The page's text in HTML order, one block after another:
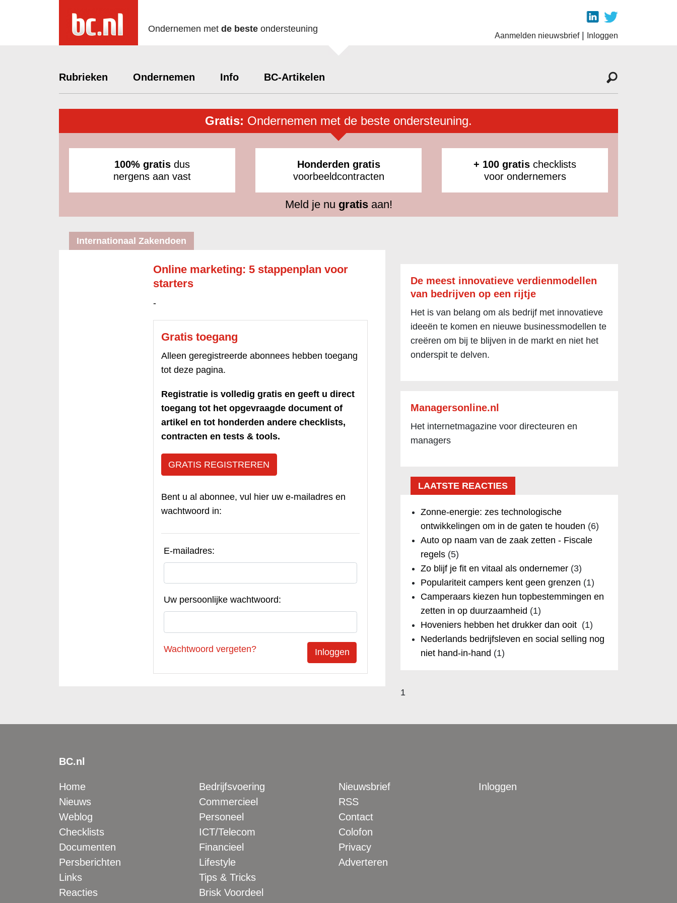
Ondernemen met de beste ondersteuning
Aanmelden nieuwsbrief| Inloggen
Rubrieken Ondernemen Info BC-Artikelen
Gratis: Ondernemen met de beste ondersteuning.
100% gratis dus
nergens aan vast
Honderden gratis
voorbeeldcontracten
+ 100 gratis checklists
voor ondernemers
Meld je nu gratisaan!
Internationaal Zakendoen
Online marketing: 5 stappenplan voor
starters
-
Gratis toegang
Alleen geregistreerde abonnees hebben toegang
tot deze pagina.
Registratie is volledig gratis en geeft u direct
toegang tot het opgevraagde document of
artikel en tot honderden andere checklists,
contracten en tests & tools.
GRATIS REGISTREREN
Bent u al abonnee, vul hier uw e-mailadres en
wachtwoord in:
E-mailadres:
Uw persoonlijke wachtwoord:
Wachtwoord vergeten?
De meest innovatieve verdienmodellen
van bedrijven op een rijtje
Het is van belang om als bedrijf met innovatieve
ideeën te komen en nieuwe businessmodellen te
creëren om bij te blijven in de markt en niet het
onderspit te delven.
Managersonline.nl
Het internetmagazine voor directeuren en
managers
LAATSTE REACTIES
Zonne-energie: zes technologische
ontwikkelingen om in de gaten te houden (6)
Auto op naam van de zaak zetten - Fiscale
regels(5)
Zo blijf je fit en vitaal als ondernemer(3)
Populariteit campers kent geen grenzen (1)
Camperaars kiezen hun topbestemmingen en
zetten in op duurzaamheid (1)
Hoveniers hebben het drukker dan ooit (1)
Nederlands bedrijfsleven en social selling nog
niet hand-in-hand (1)
1
BC.nl
Home
Nieuws
Weblog
Checklists
Documenten
Persberichten
Links
Reacties
Bedrijfsvoering
Commercieel
Personeel
ICT/Telecom
Financieel
Lifestyle
Tips & Tricks
Brisk Voordeel
Nieuwsbrief
RSS
Contact
Colofon
Privacy
Adverteren
Inloggen